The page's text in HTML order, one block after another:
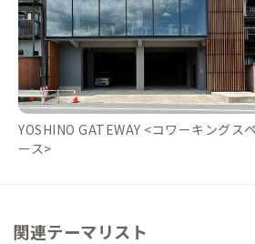
YOSHINO GATEWAY <コワーキングスペ
ース>
関連テーマリスト